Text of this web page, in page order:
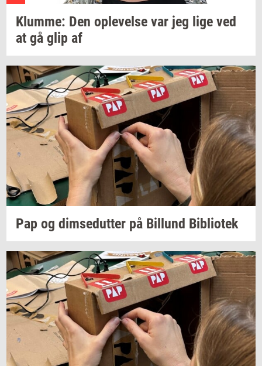
Klum­me: Den op­le­vel­se var jeg lige ved
at gå glip af
Pap og dim­se­dut­ter på Bil­lund Bi­bli­o­tek